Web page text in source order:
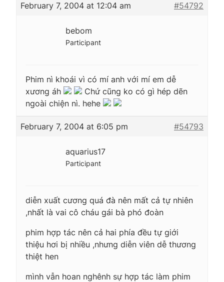
February 7, 2004 at 12:04 am #54792
bebom
Participant
Phim nì khoái vì có mí anh với mí em dễ
xương áh
Chứ cũng ko có gì hép dẽn
ngoài chiện nì. hehe
February 7, 2004 at 6:05 pm #54793
aquarius17
Participant
diễn xuất cương quá đà nên mất cả tự nhiên
,nhất là vai cô cháu gái bà phó đoàn
phim hợp tác nên cả hai phía đều tự giới
thiệu hơi bị nhiều ,nhưng diễn viên dễ thương
thiệt hen
mình vẫn hoan nghênh sự hợp tác làm phim